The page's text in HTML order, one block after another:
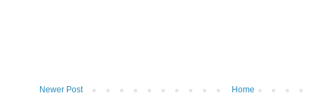
Newer Post Home